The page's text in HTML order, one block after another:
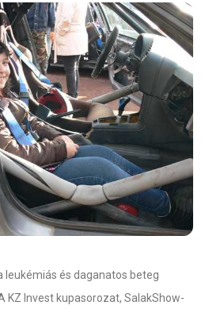
leukémiás és daganatos beteg
KZ Invest kupasorozat, SalakShow-